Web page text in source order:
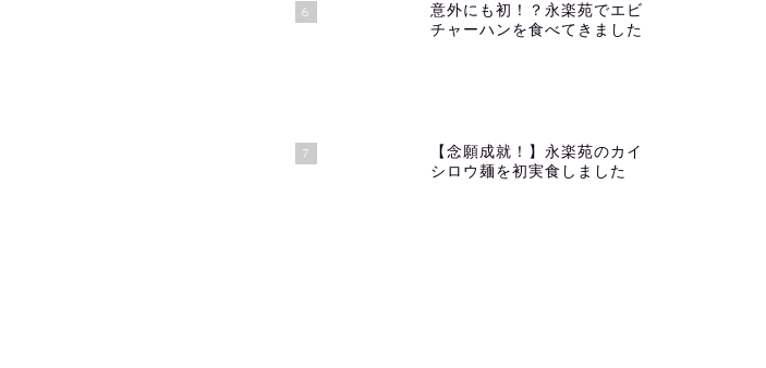
6
意外にも初！？永楽苑でエビ
チャーハンを食べてきました
7
【念願成就！】永楽苑のカイ
シロウ麺を初実食しました